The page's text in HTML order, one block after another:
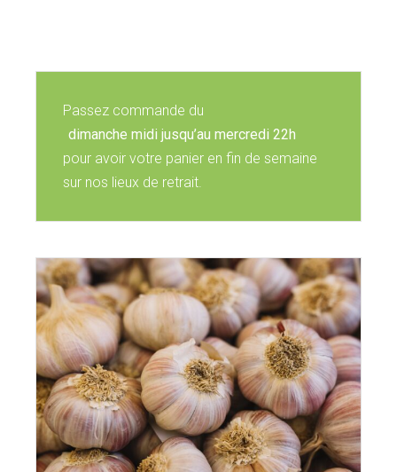
Passez commande du
dimanche midi jusqu’au mercredi 22h
pour avoir votre panier en fin de semaine
sur nos lieux de retrait.